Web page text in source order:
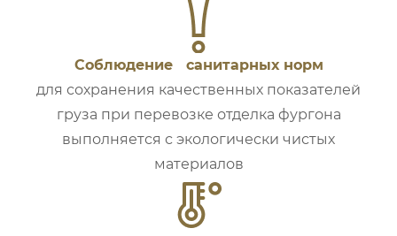
Соблюдение санитарных норм
для сохранения качественных показателей
груза при перевозке отделка фургона
выполняется с экологически чистых
материалов